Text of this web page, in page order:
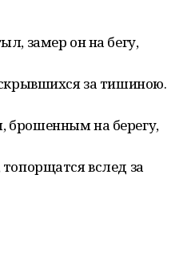
замер он на бегу,
за тишиною.
на берегу,
вслед за